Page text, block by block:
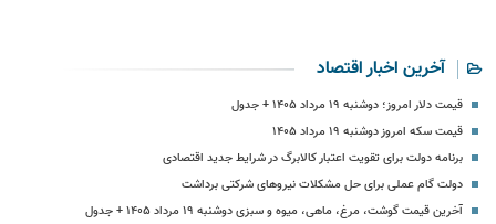
آخرین اخبار اقتصاد
قیمت دلار امروز؛ دوشنبه ۱۹ مرداد ۱۴۰۵ + جدول
قیمت سکه امروز دوشنبه ۱۹ مرداد ۱۴۰۵
برنامه دولت برای تقویت اعتبار کالابرگ در شرایط جدید اقتصادی
دولت گام عملی برای حل مشکلات نیروهای شرکتی برداشت
آخرین قیمت گوشت، مرغ، ماهی، میوه و سبزی دوشنبه ۱۹ مرداد ۱۴۰۵ + جدول